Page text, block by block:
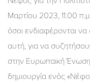
Μαρτίου 2023, 11.00
όσοι ενδιαφέρονται
αυτή, για να
στην Ευρωπαϊκή
δημιουργία ενός